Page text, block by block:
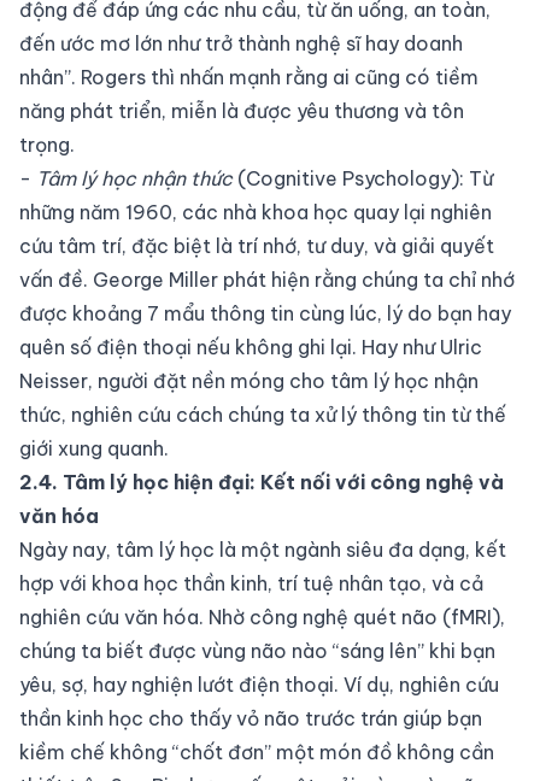
động để đáp ứng các nhu cầu, từ ăn uống, an toàn,
đến ước mơ lớn như trở thành nghệ sĩ hay doanh
nhân”. Rogers thì nhấn mạnh rằng ai cũng có tiềm
năng phát triển, miễn là được yêu thương và tôn
trọng.
- Tâm lý học nhận thức(Cognitive Psychology): Từ
những năm 1960, các nhà khoa học quay lại nghiên
cứu tâm trí, đặc biệt là trí nhớ, tư duy, và giải quyết
vấn đề. George Miller phát hiện rằng chúng ta chỉ nhớ
được khoảng 7 mẩu thông tin cùng lúc, lý do bạn hay
quên số điện thoại nếu không ghi lại. Hay như Ulric
Neisser, người đặt nền móng cho tâm lý học nhận
thức, nghiên cứu cách chúng ta xử lý thông tin từ thế
giới xung quanh.
2.4. Tâm lý học hiện đại: Kết nối với công nghệ và
văn hóa
Ngày nay, tâm lý học là một ngành siêu đa dạng, kết
hợp với khoa học thần kinh, trí tuệ nhân tạo, và cả
nghiên cứu văn hóa. Nhờ công nghệ quét não (fMRI),
chúng ta biết được vùng não nào “sáng lên” khi bạn
yêu, sợ, hay nghiện lướt điện thoại. Ví dụ, nghiên cứu
thần kinh học cho thấy vỏ não trước trán giúp bạn
kiềm chế không “chốt đơn” một món đồ không cần